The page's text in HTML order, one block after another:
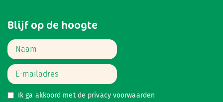
Blijf op de hoogte
Ik ga akkoord met de privacy voorwaarden